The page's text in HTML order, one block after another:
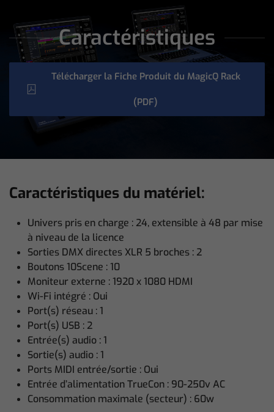
Caractéristiques
Télécharger la Fiche Produit du MagicQ Rack
(PDF)
Caractéristiques du matériel:
Univers pris en charge : 24, extensible à 48 par mise
à niveau de la licence
Sorties DMX directes XLR 5 broches : 2
Boutons 10Scene : 10
Moniteur externe : 1920 x 1080 HDMI
Wi-Fi intégré : Oui
Port(s) réseau : 1
Port(s) USB : 2
Entrée(s) audio : 1
Sortie(s) audio : 1
Ports MIDI entrée/sortie : Oui
Entrée d’alimentation TrueCon : 90-250v AC
Consommation maximale (secteur) : 60w